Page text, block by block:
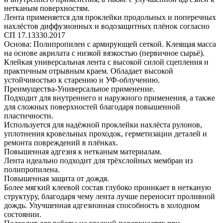
нетканым поверхностям.
Лента применяется для проклейки продольных и поперечных
нахлёстов диффузионных и водозащитных плёнок согласно
СП 17.13330.2017
Основа: Полипропилен с армирующей сеткой. Клеящая масса
на основе акрилата с низкой вязкостью (первичное сырьё).
Клейкая универсальная лента с высокой силой сцепления и
практичным отрывным краем. Обладает высокой
устойчивостью к старению и УФ-облучению.
Преимущества-Универсальное применение.
Подходит для внутреннего и наружного применения, а также
для сложных поверхностей благодаря повышенной
пластичности.
Используется для надёжной проклейки нахлёста рулонов,
уплотнения кровельных проходок, герметизации деталей и
ремонта повреждений в плёнках.
Повышенная адгезия к нетканым материалам.
Лента идеально подходит для трёхслойных мембран из
полипропилена.
Повышенная защита от дождя.
Более мягкий клеевой состав глубоко проникает в нетканую
структуру, благодаря чему лента лучше переносит проливной
дождь. Улучшенная адгезионная способность в холодном
состоянии.